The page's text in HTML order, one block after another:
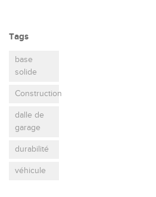
Tags
base
solide
Construction
dalle de
garage
durabilité
véhicule